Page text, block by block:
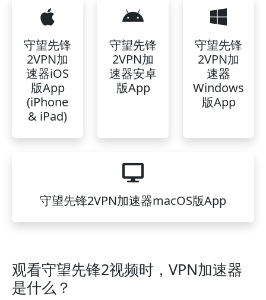
守望先锋
2VPN加
速器iOS
版App
(iPhone
& iPad)
守望先锋
2VPN加
速器安卓
版App
守望先锋
2VPN加
速器
Windows
版App
守望先锋2VPN加速器macOS版App
观看守望先锋2视频时，VPN加速器
是什么？